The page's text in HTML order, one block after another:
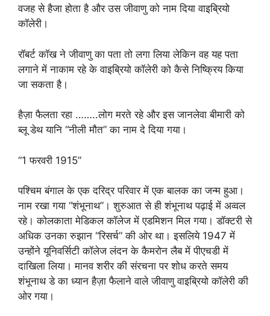
वजह से हैजा होता है और उस जीवाणु को नाम दिया वाइब्रियो
कॉलेरी।
रॉबर्ट कॉख ने जीवाणु का पता तो लगा लिया लेकिन वह यह पता
लगाने में नाकाम रहे के वाइब्रियो कॉलेरी को कैसे निष्क्रिय किया
जा सकता है।
हैज़ा फैलता रहा ……..लोग मरते रहे और इस जानलेवा बीमारी को
ब्लू डेथ यानि “नीली मौत” का नाम दे दिया गया।
“1 फरवरी 1915”
पश्चिम बंगाल के एक दरिद्र परिवार में एक बालक का जन्म हुआ।
नाम रखा गया “शंभूनाथ”। शुरुआत से ही शंभूनाथ पढ़ाई में अव्वल
रहे। कोलकाता मेडिकल कॉलेज में एडमिशन मिल गया। डॉक्टरी से
अधिक उनका रुझान “रिसर्च” की ओर था। इसलिये 1947 में
उन्होंने यूनिवर्सिटी कॉलेज लंदन के कैमरोन लैब में पीएचडी में
दाखिला लिया। मानव शरीर की संरचना पर शोध करते समय
शंभूनाथ डे का ध्यान हैज़ा फैलाने वाले जीवाणु वाइब्रियो कॉलेरी की
ओर गया।